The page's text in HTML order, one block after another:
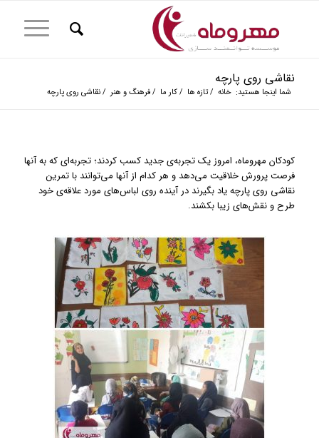
نقاشی روی پارچه
شما اینجا هستید: خانه / تازه ها / کار ما / فرهنگ و هنر / نقاشی روی پارچه
کودکان مهروماه، امروز یک تجربه‌ی جدید کسب کردند؛ تجربه‌ای که به آنها
فرصت پرورش خلاقیت می‌دهد و هر کدام از آنها می‌توانند با تمرین
نقاشی روی پارچه یاد بگیرند در آینده روی لباس‌های مورد علاقه‌ی خود
طرح و نقش‌های زیبا بکشند.